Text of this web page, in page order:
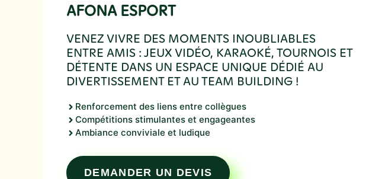
AFONA ESPORT
VENEZ VIVRE DES MOMENTS INOUBLIABLES
ENTRE AMIS : JEUX VIDÉO, KARAOKÉ, TOURNOIS ET
DÉTENTE DANS UN ESPACE UNIQUE DÉDIÉ AU
DIVERTISSEMENT ET AU TEAM BUILDING !
Renforcement des liens entre collègues
Compétitions stimulantes et engageantes
Ambiance conviviale et ludique
DEMANDER UN DEVIS